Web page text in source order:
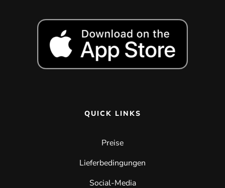
QUICK LINKS
Preise
Lieferbedingungen
Social-Media